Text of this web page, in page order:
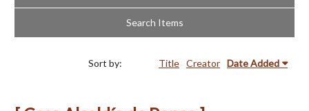
Search Items
Sort by: Title Creator Date Added